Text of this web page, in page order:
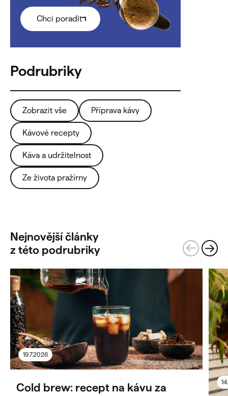
Zobrazit vše Příprava kávy
Kávové recepty
Káva a udržitelnost
Ze života pražírny
Chci poradit
Nejnovější články
z této podrubriky
19.7.2026
Cold brew: recept na kávu za